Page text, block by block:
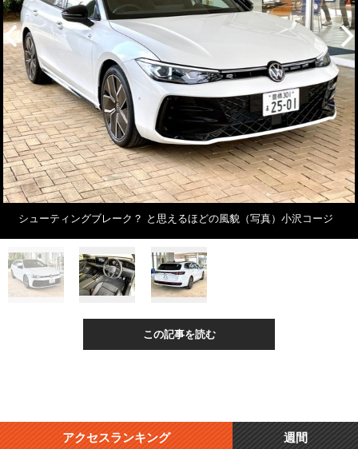
シューティングブレーク？ と思えるほどの風貌（写真）小沢コージ
この記事を読む
アクセスランキング 週間